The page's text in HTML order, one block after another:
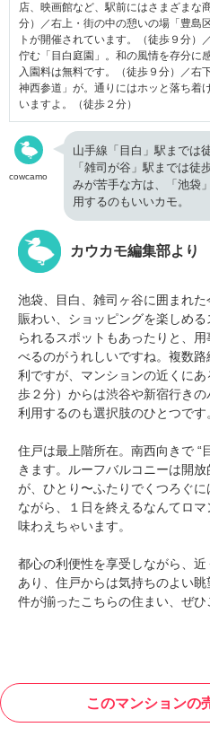
店、映画館など、駅前にはさまざまな
分）／右上・街の中の憩いの場「豊島
トが開催されています。（徒歩９分）
佇む「目白庭園」。和の風情を存分に
入園料は無料です。（徒歩９分）／右
神西参道」が。通りにはホッと落ち着
いますよ。（徒歩２分）
cowcamo
山手線「目白」駅までは
「雑司が谷」駅までは徒
みが苦手な方は、「池袋
用するのもいいカモ。
カウカモ編集部より
池袋、目白、雑司ヶ谷に囲まれ
賑わい、ショッピングを楽しめ
られるスポットもあったりと、
べるのがうれしいですね。複数
利ですが、マンションの近くに
歩２分）からは渋谷や新宿行き
利用するのも選択肢のひとつです
住戸は最上階所在。南西向きで “
きます。ルーフバルコニーは開
が、ひとり〜ふたりでくつろぐ
ながら、１日を終えるなんてロ
味わえちゃいます。
都心の利便性を享受しながら、
あり、住戸からは気持ちのよい
件が揃ったこちらの住まい、ぜひ
このマンションの